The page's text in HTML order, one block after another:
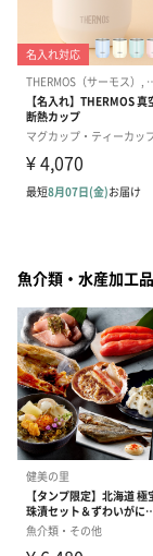
魚介類・水産加工品